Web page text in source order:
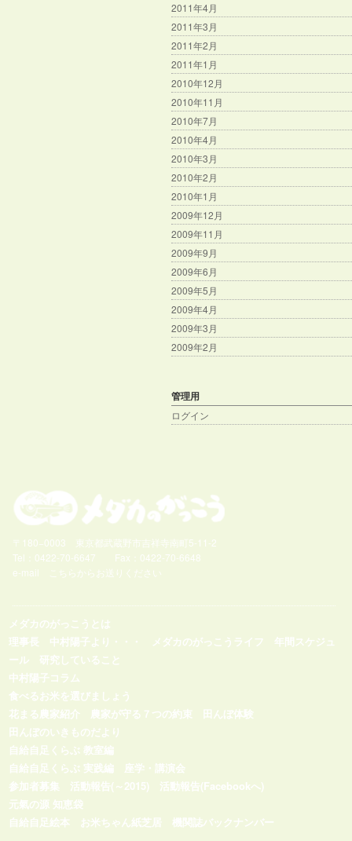
2011年4月
2011年3月
2011年2月
2011年1月
2010年12月
2010年11月
2010年7月
2010年4月
2010年3月
2010年2月
2010年1月
2009年12月
2009年11月
2009年9月
2009年6月
2009年5月
2009年4月
2009年3月
2009年2月
管理用
ログイン
〒180−0003 東京都武蔵野市吉祥寺南町5-11-2
Tel：0422-70-6647 Fax：0422-70-6648
e-mail
こちらからお送りください
メダカのがっこうとは
理事長 中村陽子より・・・
メダカのがっこうライフ
年間スケジュ
ール
研究していること
中村陽子コラム
食べるお米を選びましょう
花まる農家紹介
農家が守る７つの約束
田んぼ体験
田んぼのいきものだより
自給自足くらぶ 教室編
自給自足くらぶ 実践編
座学・講演会
参加者募集
活動報告(～2015)
活動報告(Facebookへ)
元氣の源 知恵袋
自給自足絵本
お米ちゃん紙芝居 機関誌バックナンバー